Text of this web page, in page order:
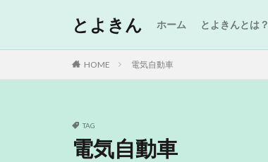
とよきん ホーム とよきんとは？
HOME 電気自動車
TAG
電気自動車